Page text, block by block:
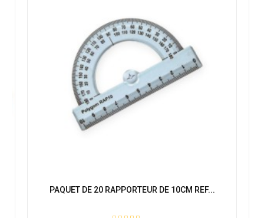
PAQUET DE 20 RAPPORTEUR DE 10CM REF...